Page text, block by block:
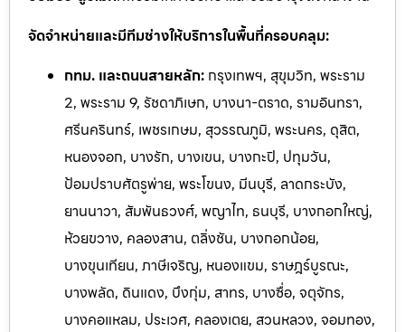
จัดจำหน่ายและมีทีมช่างให้บริการในพื้นที่ครอบคลุม:
กทม. และถนนสายหลัก: กรุงเทพฯ, สุขุมวิท, พระราม
2, พระราม 9, รัชดาภิเษก, บางนา-ตราด, รามอินทรา,
ศรีนครินทร์, เพชรเกษม, สุวรรณภูมิ, พระนคร, ดุสิต,
หนองจอก, บางรัก, บางเขน, บางกะปิ, ปทุมวัน,
ป้อมปราบศัตรูพ่าย, พระโขนง, มีนบุรี, ลาดกระบัง,
ยานนาวา, สัมพันธวงศ์, พญาไท, ธนบุรี, บางกอกใหญ่,
ห้วยขวาง, คลองสาน, ตลิ่งชัน, บางกอกน้อย,
บางขุนเทียน, ภาษีเจริญ, หนองแขม, ราษฎร์บูรณะ,
บางพลัด, ดินแดง, บึงกุ่ม, สาทร, บางซื่อ, จตุจักร,
บางคอแหลม, ประเวศ, คลองเตย, สวนหลวง, จอมทอง,